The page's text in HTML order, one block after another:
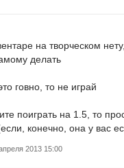
на творческом нету,
делать
говно, то не играй
поиграть на 1.5, то
конечно, она у вас
2013 15:00